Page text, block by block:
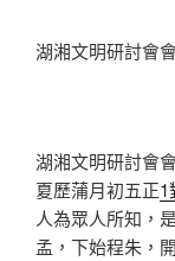
湖湘文明研討會
湖湘文明研討會
夏歷蒲月初五正1
人為眾人所知，
孟，下始程朱，